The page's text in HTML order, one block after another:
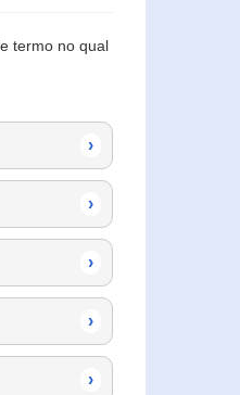
termo no qual
›
›
›
›
›